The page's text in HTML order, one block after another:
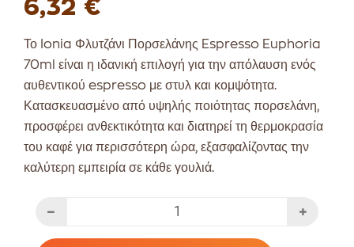
6,32 €
Το Ionia Φλυτζάνι Πορσελάνης Espresso Euphoria
70ml είναι η ιδανική επιλογή για την απόλαυση ενός
αυθεντικού espresso με στυλ και κομψότητα.
Κατασκευασμένο από υψηλής ποιότητας πορσελάνη,
προσφέρει ανθεκτικότητα και διατηρεί τη θερμοκρασία
του καφέ για περισσότερη ώρα, εξασφαλίζοντας την
καλύτερη εμπειρία σε κάθε γουλιά.